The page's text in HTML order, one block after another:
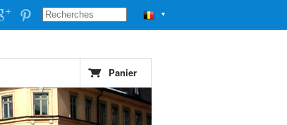
▼
Panier